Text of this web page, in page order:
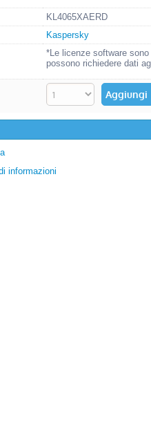
KL4065XAERD
Kaspersky
*Le licenze software
possono richiedere dati
informazioni